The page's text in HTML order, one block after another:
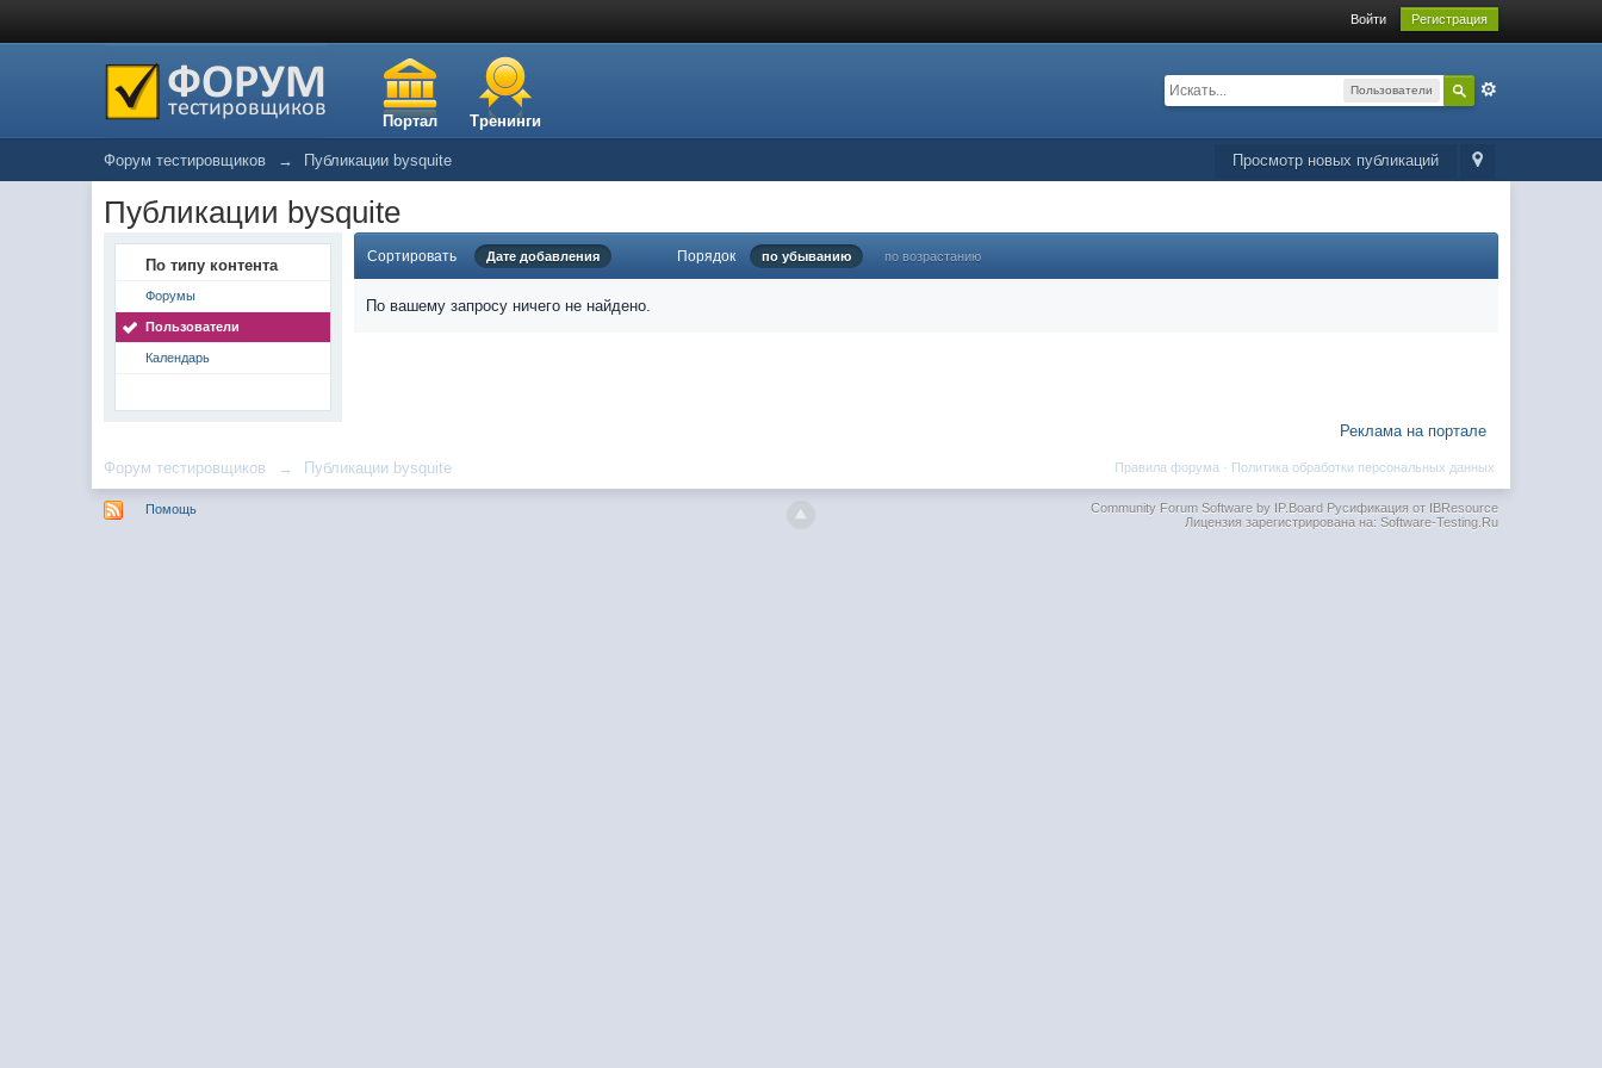
Войти Регистрация
Портал Тренинги
Пользователи
Просмотр новых публикаций
Форум тестировщиков → Публикации bysquite
Публикации bysquite
По типу контента
Форумы
Пользователи
Календарь
Сортировать Дате добавления Порядок по убыванию по возрастанию
По вашему запросу ничего не найдено.
Реклама на портале
Форум тестировщиков → Публикации bysquite Политика обработки персональных данных
Правила форума ·
Помощь Community Forum Software by IP.BoardРусификация от IBResource
Лицензия зарегистрирована на: Software-Testing.Ru